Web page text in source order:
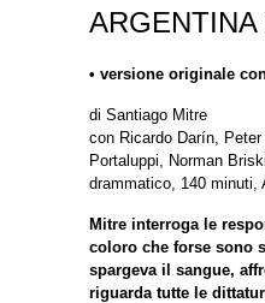
ARGENTINA
• versione originale
di Santiago Mitre
con Ricardo Darín,
Portaluppi, Norman
drammatico, 140 minuti,
Mitre interroga le
coloro che forse sono
spargeva il sangue,
riguarda tutte le